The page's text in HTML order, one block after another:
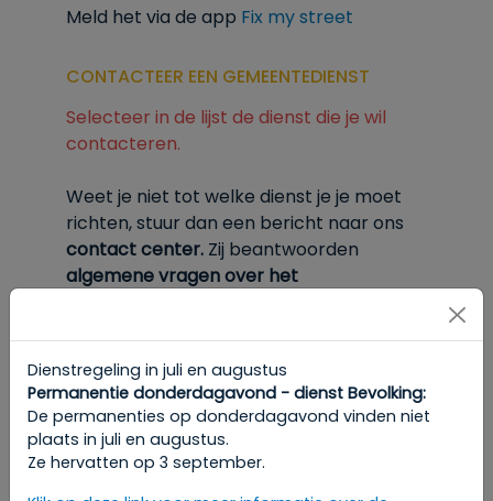
Meld het via de app Fix my street
CONTACTEER EEN GEMEENTEDIENST
Selecteer in de lijst de dienst die je wil
contacteren.
Weet je niet tot welke dienst je je moet
richten, stuur dan een bericht naar ons
contact center. Zij beantwoorden
algemene vragen over het
Om een afspraak te maken, raadpleeg
de gewenste rubriek in de
administratieve stappen.
Dienstregeling in juli en augustus
Permanentie donderdagavond - dienst Bevolking:
De permanenties op donderdagavond vinden niet
plaats in juli en augustus.
Ze hervatten op 3 september.